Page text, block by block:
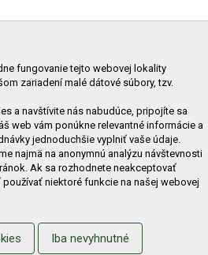
Reklamačný protokol
Protokol na odstúpenie od kúpy
Ochrana osobných údajov
Nákup na splátky
sa na odber noviniek
Podmienky zadávania hodnotení
fungovanie tejto webovej lokality
zariadení malé dátové súbory, tzv.
a navštívite nás nabudúce, pripojíte sa
web vám ponúkne relevantné informácie a
jednoduchšie vyplniť vaše údaje.
najmä na anonymnú analýzu návštevnosti
Ak sa rozhodnete neakceptovať
niektoré funkcie na našej webovej
Iba nevyhnutné